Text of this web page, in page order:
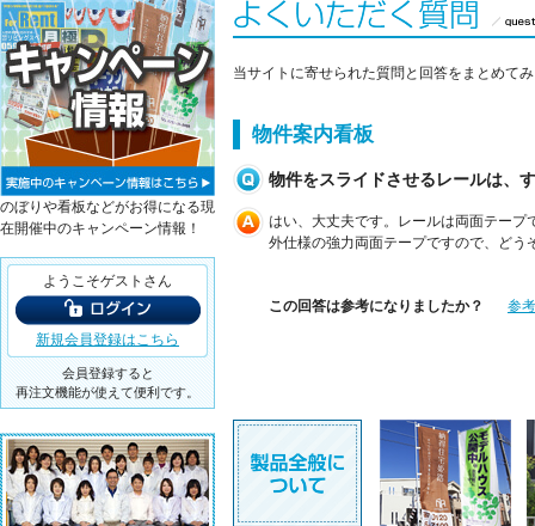
当サイトに寄せられた質問と回答をまとめて
物件案内看板
物件をスライドさせるレールは、
はい、大丈夫です。レールは両面テー
外仕様の強力両面テープですので、どう
この回答は参考になりましたか？ 参
のぼりや看板などがお得になる現
在開催中のキャンペーン情報！
ようこそゲストさん
新規会員登録はこちら
会員登録すると
再注文機能が使えて便利です。